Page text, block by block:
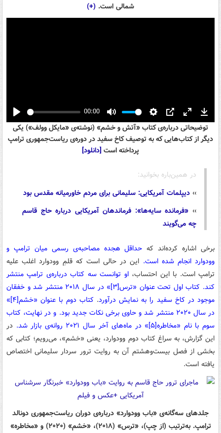
شمالی است. (+)
Play
00:00
Mute Settings
PIP Enter
fullscreen
توضیحاتی درباره‌ی کتاب «آتش و خشم» (نوشته‌ی «مایکل وولف») یکی
دیگر از کتاب‌هایی که به توصیف کاخ سفید در دوره‌ی ریاست‌جمهوری ترامپ
پرداخته است [دانلود]
در همین‌باره بخوانید:
›› دیپلمات آمریکایی: سلیمانی برای مردم خاورمیانه مقدس بود
›› «فرمانده سایه‌ها»: فرماندهان آمریکایی درباره حاج قاسم
چه می‌گویند
برخی اشاره کرده‌اند که حداقل هجده مصاحبه‌ی رسمی میان ترامپ و
وودوارد انجام شده است. این در حالی است که قلمِ وودوارد اغلب علیه
ترامپ است. با این احتساب،او توانست سه کتاب درباره‌ی ترامپ منتشر
کند. کتاب اول تحت عنوان «ترس[۳]
» در سال ۲۰۱۸ منتشر شد و خفقان
موجود در کاخ سفید را به نمایش درآورد. کتاب دوم با عنوان «خشم[۴]»
در سال ۲۰۲۰ منتشر شد و حاوی برخی نکات جدید بود. و در نهایت، کتاب
سوم با نام «مخاطره[۵]» در ماه‌های آخر سال ۲۰۲۱ روانه‌ی بازار شد.
در
این گزارش، به سراغ کتاب دوم وودوارد، یعنی «خشم»، می‌رویم؛ کتابی که
بخشی از فصل بیست‌وهشتم آن به روایت ترور سردار سلیمانی اختصاص
یافته است.
جلدهای سه‌گانه‌ی «باب وودوارد» درباره‌ی دوران ریاست‌جمهوری دونالد
ترامپ. به‌ترتیب (از چپ)، «ترس» (۲۰۱۸)، «خشم» (۲۰۲۰) و «مخاطره»